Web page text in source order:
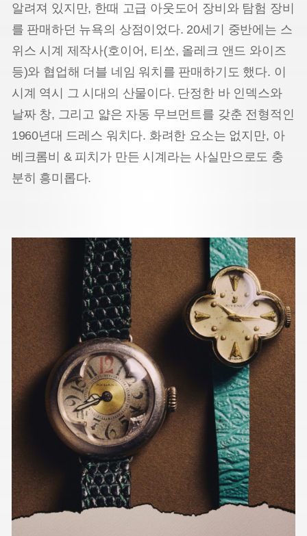
알려져 있지만, 한때 고급 아웃도어 장비와 탐험 장비
를 판매하던 뉴욕의 상점이었다. 20세기 중반에는 스
위스 시계 제작사(호이어, 티쏘, 올레크 앤드 와이즈
등)와 협업해 더블 네임 워치를 판매하기도 했다. 이
시계 역시 그 시대의 산물이다. 단정한 바 인덱스와
날짜 창, 그리고 얇은 자동 무브먼트를 갖춘 전형적인
1960년대 드레스 워치다. 화려한 요소는 없지만, 아
베크롬비 & 피치가 만든 시계라는 사실만으로도 충
분히 흥미롭다.